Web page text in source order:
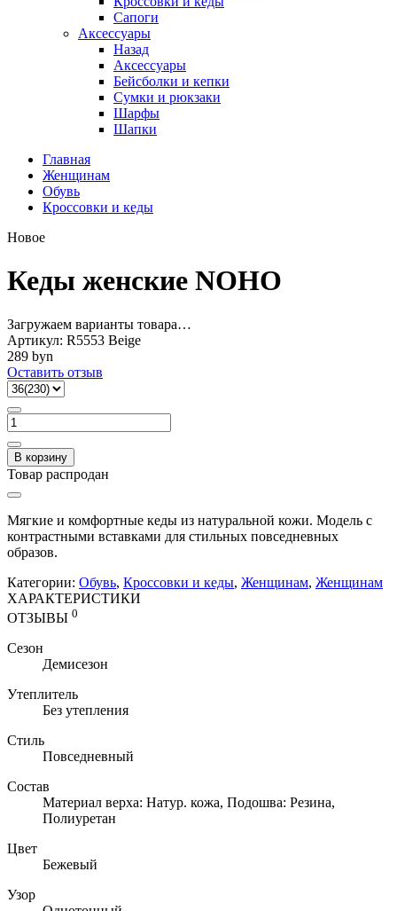
Сапоги
Аксессуары
Назад
Аксессуары
Бейсболки и кепки
Сумки и рюкзаки
Шарфы
Шапки
Главная
Женщинам
Обувь
Кроссовки и кеды
Новое
Кеды женские NOHO
Загружаем варианты товара…
Артикул: R5553 Beige
289 byn
Оставить отзыв
В корзину
Товар распродан
Мягкие и комфортные кеды из натуральной кожи. Модель с
контрастными вставками для стильных повседневных
образов.
Категории: Обувь, Кроссовки и кеды, Женщинам, Женщинам
ХАРАКТЕРИСТИКИ
ОТЗЫВЫ 0
Сезон
Демисезон
Утеплитель
Без утепления
Стиль
Повседневный
Состав
Материал верха: Натур. кожа, Подошва: Резина,
Полиуретан
Цвет
Бежевый
Узор